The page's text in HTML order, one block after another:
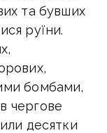
та бувших
руїни.
бомбами,
чергове
десятки